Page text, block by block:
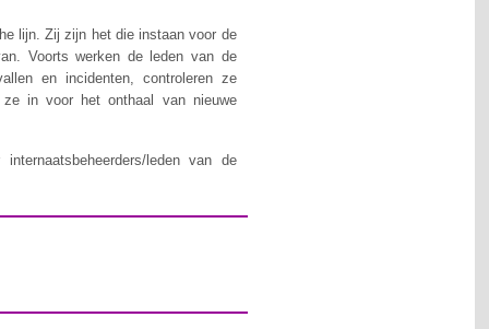
lijn. Zij zijn het die instaan voor de
Voorts werken de leden van de
en incidenten, controleren ze
ze in voor het onthaal van nieuwe
leden van de